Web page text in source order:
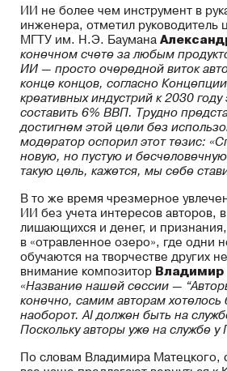
ИИ не более чем инструмент в
инженера, отметил руководитель
МГТУ им. Н.Э. Баумана
конечном счете за любым
ИИ — просто очередной виток
конце концов, согласно
креативных индустрий к 2030
составить 6% ВВП. Трудно
достигнем этой цели без
модератор оспорил этот тезис:
новую, но пустую и
такую цель, кажется, мы себе
В то же время чрезмерное
ИИ без учета интересов авторов,
лишающихся и денег, и
в «отравленное озеро», где одни
обучаются на творчестве других
внимание композитор Владимир
«Название нашей сессии —
конечно, самим авторам
наоборот. AI должен быть на
Поскольку авторы уже на службе у
По словам Владимира Матецкого,